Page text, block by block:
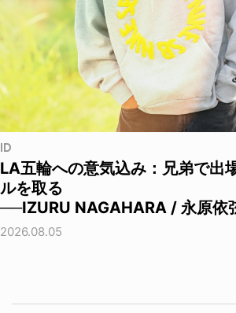
ID
LA五輪への意気込み：兄弟で出
ルを取る
──IZURU NAGAHARA / 永原依
2026.08.05